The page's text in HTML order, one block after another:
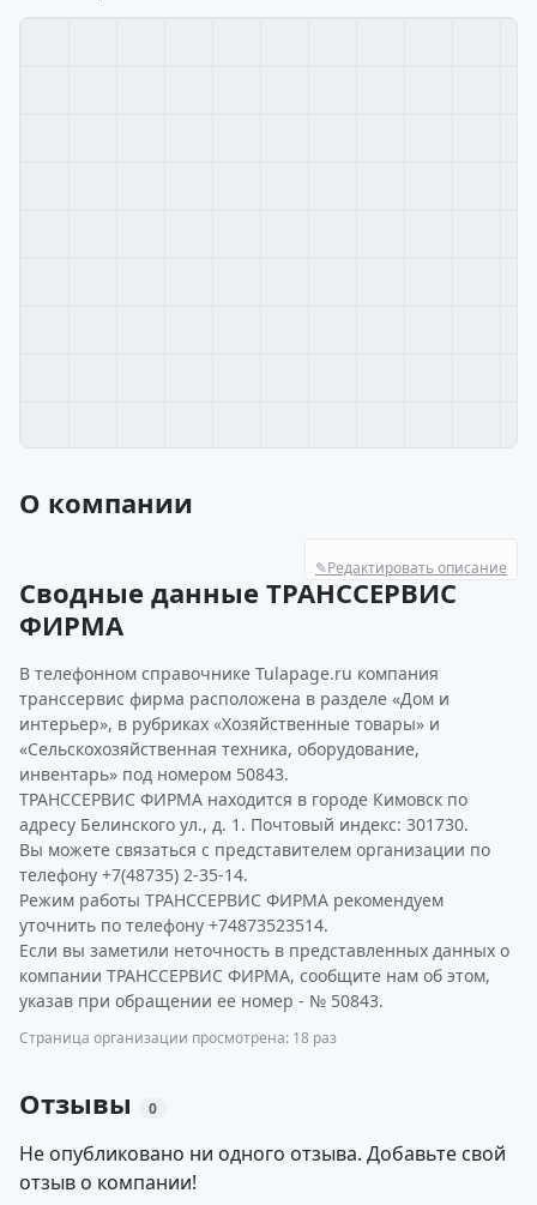
О компании
✎Редактировать описание
Сводные данные ТРАНССЕРВИС
ФИРМА
В телефонном справочнике Tulapage.ru компания
транссервис фирма расположена в разделе «Дом и
интерьер», в рубриках «Хозяйственные товары» и
«Сельскохозяйственная техника, оборудование,
инвентарь» под номером 50843.
ТРАНССЕРВИС ФИРМА находится в городе Кимовск по
адресу Белинского ул., д. 1. Почтовый индекс: 301730.
Вы можете связаться с представителем организации по
телефону +7(48735) 2-35-14.
Режим работы ТРАНССЕРВИС ФИРМА рекомендуем
уточнить по телефону +74873523514.
Если вы заметили неточность в представленных данных о
компании ТРАНССЕРВИС ФИРМА, сообщите нам об этом,
указав при обращении ее номер - № 50843.
Страница организации просмотрена: 18 раз
Отзывы 0
Не опубликовано ни одного отзыва. Добавьте свой
отзыв о компании!